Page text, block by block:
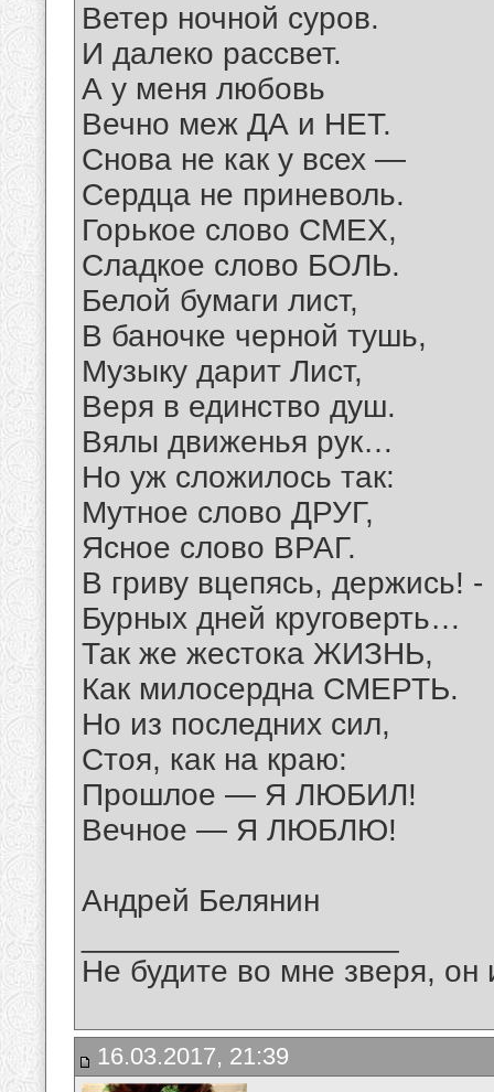
Ветер ночной суров.
И далеко рассвет.
А у меня любовь
Вечно меж ДА и НЕТ.
Снова не как у всех —
Сердца не приневоль.
Горькое слово СМЕХ,
Сладкое слово БОЛЬ.
Белой бумаги лист,
В баночке черной тушь,
Музыку дарит Лист,
Веря в единство душ.
Вялы движенья рук…
Но уж сложилось так:
Мутное слово ДРУГ,
Ясное слово ВРАГ.
В гриву вцепясь, держись! -
Бурных дней круговерть…
Так же жестока ЖИЗНЬ,
Как милосердна СМЕРТЬ.
Но из последних сил,
Стоя, как на краю:
Прошлое — Я ЛЮБИЛ!
Вечное — Я ЛЮБЛЮ!
Андрей Белянин
Не будите во мне зверя, он
16.03.2017, 21:39